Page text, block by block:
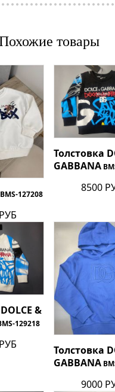
товары
BMS-127208
Толстовка
GABBANA
8500
DOLCE &
129218
Толстовка
GABBANA
9000